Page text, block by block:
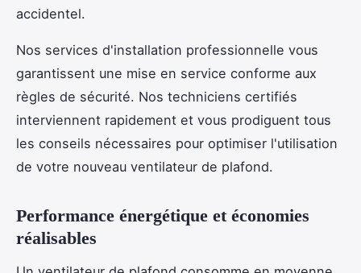
accidentel.
Nos services d'installation professionnelle vous
garantissent une mise en service conforme aux
règles de sécurité. Nos techniciens certifiés
interviennent rapidement et vous prodiguent tous
les conseils nécessaires pour optimiser l'utilisation
de votre nouveau ventilateur de plafond.
Performance énergétique et économies
réalisables